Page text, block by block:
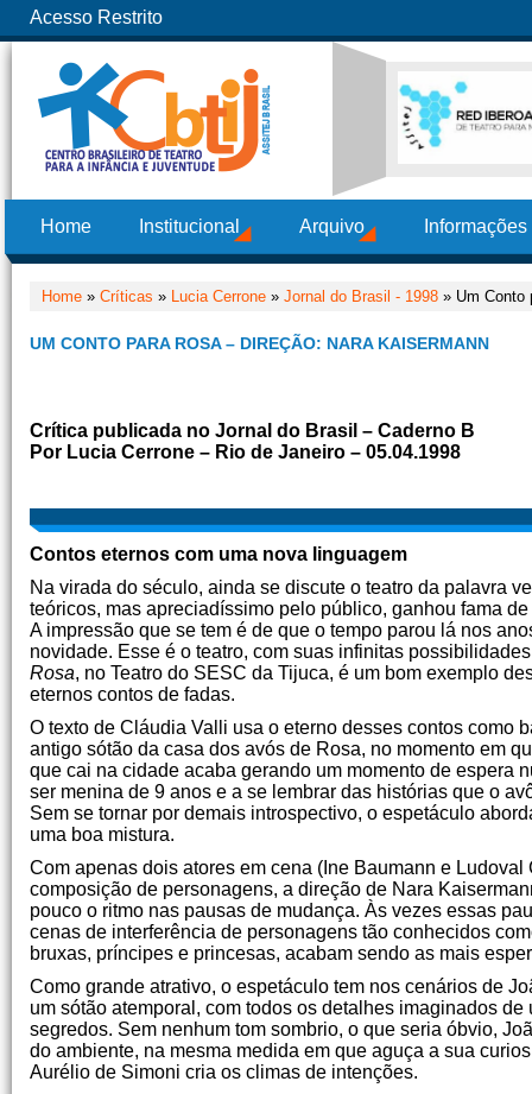
Acesso Restrito
Home Institucional Arquivo
Home » Críticas » Lucia Cerrone » Jornal do Brasil - 1998 » Um Conto
UM CONTO PARA ROSA – DIREÇÃO: NARA KAISERMANN
Crítica publicada no Jornal do Brasil – Caderno B
Por Lucia Cerrone – Rio de Janeiro – 05.04.1998
Contos eternos com uma nova linguagem
Na virada do século, ainda se discute o teatro da palavra
teóricos, mas apreciadíssimo pelo público, ganhou fama
A impressão que se tem é de que o tempo parou lá nos
novidade. Esse é o teatro, com suas infinitas
Rosa, no Teatro do SESC da Tijuca, é um bom exemplo
eternos contos de fadas.
O texto de Cláudia Valli usa o eterno desses contos como
antigo sótão da casa dos avós de Rosa, no momento em
que cai na cidade acaba gerando um momento de espera
ser menina de 9 anos e a se lembrar das histórias que o
Sem se tornar por demais introspectivo, o espetáculo
uma boa mistura.
Com apenas dois atores em cena (Ine Baumann e
composição de personagens, a direção de Nara
pouco o ritmo nas pausas de mudança. Às vezes essas
cenas de interferência de personagens tão conhecidos
bruxas, príncipes e princesas, acabam sendo as mais
Como grande atrativo, o espetáculo tem nos cenários de
um sótão atemporal, com todos os detalhes imaginados
segredos. Sem nenhum tom sombrio, o que seria óbvio,
do ambiente, na mesma medida em que aguça a sua
Aurélio de Simoni cria os climas de intenções.